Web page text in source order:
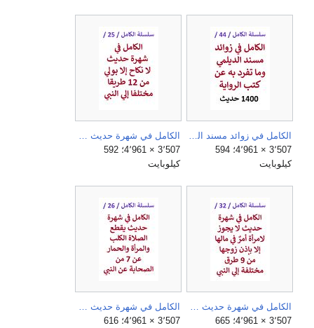
الكامل في زوائد مسند الديلمي وما تفرد به عن كتب الرواية.jpg
3٬507 × 4٬961؛ 594
كيلوبايت
الكامل في شهرة حديث لا نكاح إلا بوليّ من 12 طريقا مختلفا الي النبي.jpg
3٬507 × 4٬961؛ 592
كيلوبايت
3٬507 × 4٬961؛ 665
3٬507 × 4٬961؛ 616